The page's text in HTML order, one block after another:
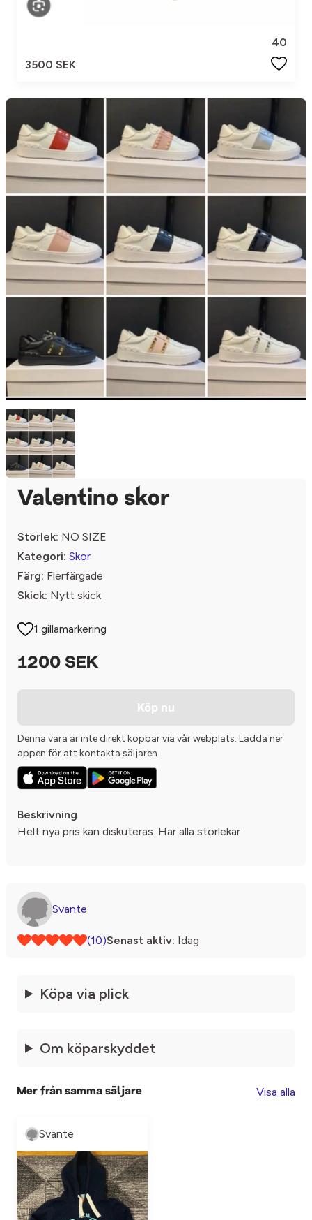
40
3500 SEK
Valentino skor
Storlek: NO SIZE
Kategori: Skor
Färg: Flerfärgade
Skick: Nytt skick
1 gillamarkering
1200 SEK
Köp nu
Denna vara är inte direkt köpbar via vår webplats. Ladda ner
appen för att kontakta säljaren
Beskrivning
Helt nya pris kan diskuteras. Har alla storlekar
Svante
(10)Senast aktiv: Idag
Köpa via plick
Om köparskyddet
Mer från samma säljare Visa alla
Svante